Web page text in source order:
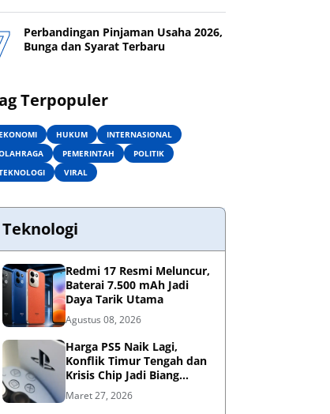
Perbandingan Pinjaman Usaha 2026,
Bunga dan Syarat Terbaru
Terpopuler
EKONOMI HUKUM
INTERNASIONAL
PEMERINTAH
POLITIK
VIRAL
Teknologi
Redmi 17 Resmi Meluncur,
Baterai 7.500 mAh Jadi
Daya Tarik Utama
Agustus 08, 2026
Harga PS5 Naik Lagi,
Konflik Timur Tengah dan
Krisis Chip Jadi Biang
Kerok?
Maret 27, 2026